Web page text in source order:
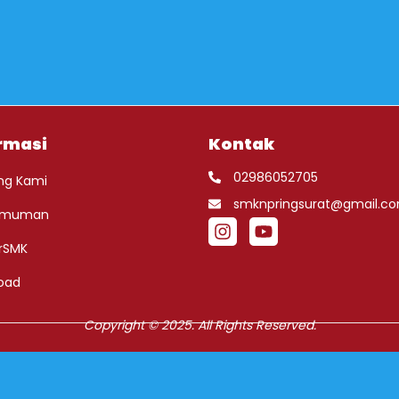
Kami
Kontak
02986052705
Copyright © 2025. All Rights Reserved.